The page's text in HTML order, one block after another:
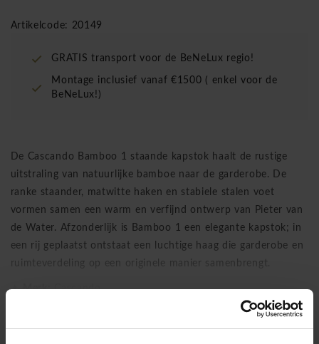
Artikelcode: 20149
GRATIS transport voor de BeNeLux regio!
Montage inclusief vanaf €1500 ( enkel voor de
BeNeLux!)
De Cascando Bamboo 1 staande kapstok haalt de rustige
uitstraling van natuurlijke bamboe naar de garderobe. De
ranke staander, matwitte haken en stabiele stalen voet
vormen samen een warm en verfijnd ontwerp van Pieter van
de Water. Afzonderlijk is Bamboo 1 een elegante kapstok; in
een rij geplaatst ontstaat een luchtige haag die garderobe en
ruimteverdeling op een originele manier samenbrengt.
✦Merk:Cascando